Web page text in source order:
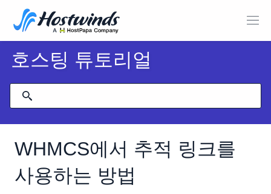
호스팅 튜토리얼
WHMCS에서 추적 링크를
사용하는 방법